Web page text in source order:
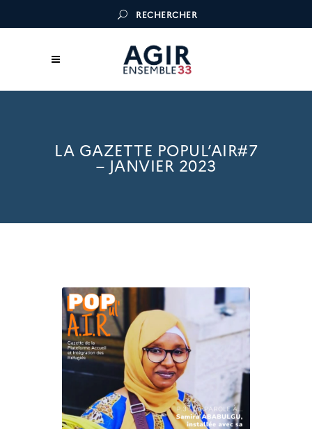
RECHERCHER
LA GAZETTE POPUL’AIR#7
– JANVIER 2023